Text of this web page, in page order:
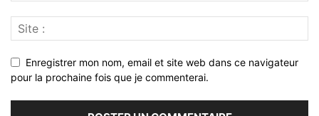
Enregistrer mon nom, email et site web dans ce navigateur
pour la prochaine fois que je commenterai.